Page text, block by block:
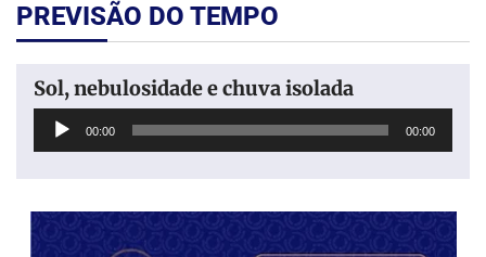
PREVISÃO DO TEMPO
Sol, nebulosidade e chuva isolada
Tocador
00:00 00:00